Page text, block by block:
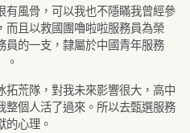
有風骨，可以我也不隱瞞我曾經參
而且以救國團嚕啦啦服務員為榮
員的一支，隸屬於中國青年服務
。
拓荒隊，對我未來影響很大，高中
整個人活了過來。所以去甄選服務
的心理。